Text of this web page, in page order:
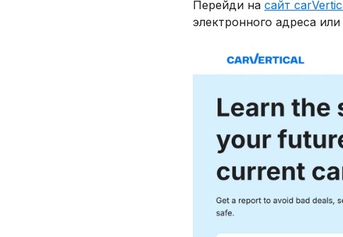
Перейди на сайт
электронного адреса